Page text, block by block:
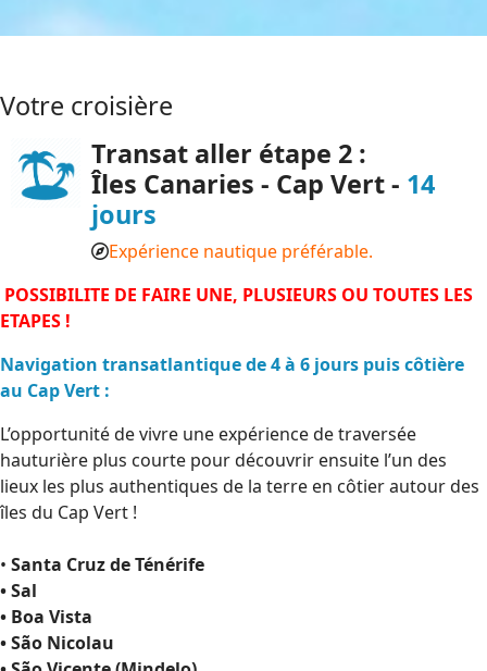
Votre croisière
Transat aller étape 2 :
Îles Canaries - Cap Vert - 14
jours
Expérience nautique préférable.
POSSIBILITE DE FAIRE UNE, PLUSIEURS OU TOUTES LES
ETAPES !
Navigation transatlantique de 4 à 6 jours puis côtière
au Cap Vert :
L’opportunité de vivre une expérience de traversée
hauturière plus courte pour découvrir ensuite l’un des
lieux les plus authentiques de la terre en côtier autour des
îles du Cap Vert !
• Santa Cruz de Ténérife
• Sal
• Boa Vista
• São Nicolau